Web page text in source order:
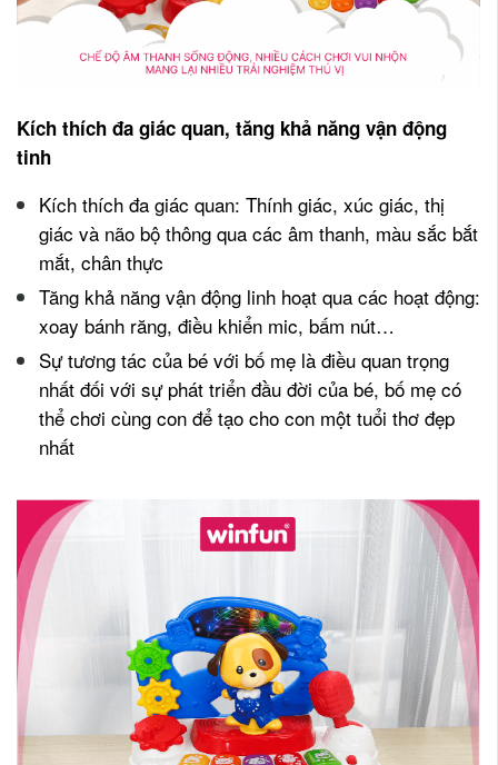
Kích thích đa giác quan, tăng khả năng vận động
tinh
Kích thích đa giác quan: Thính giác, xúc giác, thị
giác và não bộ thông qua các âm thanh, màu sắc bắt
mắt, chân thực
Tăng khả năng vận động linh hoạt qua các hoạt động:
xoay bánh răng, điều khiển mic, bấm nút…
Sự tương tác của bé với bố mẹ là điều quan trọng
nhất đối với sự phát triển đầu đời của bé, bố mẹ có
thể chơi cùng con để tạo cho con một tuổi thơ đẹp
nhất